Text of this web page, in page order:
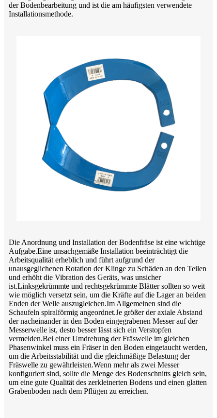
der Bodenbearbeitung und ist die am häufigsten verwendete
Installationsmethode.
Die Anordnung und Installation der Bodenfräse ist eine wichtige
Aufgabe.Eine unsachgemäße Installation beeinträchtigt die
Arbeitsqualität erheblich und führt aufgrund der
unausgeglichenen Rotation der Klinge zu Schäden an den Teilen
und erhöht die Vibration des Geräts, was unsicher
ist.Linksgekrümmte und rechtsgekrümmte Blätter sollten so weit
wie möglich versetzt sein, um die Kräfte auf die Lager an beiden
Enden der Welle auszugleichen.Im Allgemeinen sind die
Schaufeln spiralförmig angeordnet.Je größer der axiale Abstand
der nacheinander in den Boden eingegrabenen Messer auf der
Messerwelle ist, desto besser lässt sich ein Verstopfen
vermeiden.Bei einer Umdrehung der Fräswelle im gleichen
Phasenwinkel muss ein Fräser in den Boden eingetaucht werden,
um die Arbeitsstabilität und die gleichmäßige Belastung der
Fräswelle zu gewährleisten.Wenn mehr als zwei Messer
konfiguriert sind, sollte die Menge des Bodenschnitts gleich sein,
um eine gute Qualität des zerkleinerten Bodens und einen glatten
Grabenboden nach dem Pflügen zu erreichen.